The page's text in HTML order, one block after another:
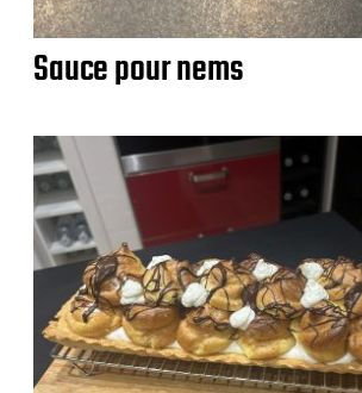
Sauce pour nems